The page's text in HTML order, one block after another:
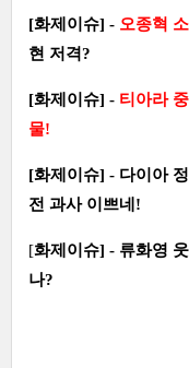
[화제이슈] - 오종혁
현 저격?
[화제이슈] - 티아라
물!
[화제이슈] - 다이아
전 과사 이쁘네!
[화제이슈] - 류화영
나?